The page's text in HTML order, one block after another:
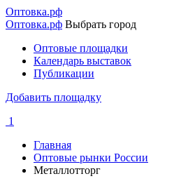
Перейти
к
содержанию
Оптовка.рф
Оптовка.рф Выбрать город
Основная
навигация
Оптовые площадки
Календарь выставок
Публикации
Добавить площадку
1
Строка
Главная
Оптовые рынки России
Металлотторг